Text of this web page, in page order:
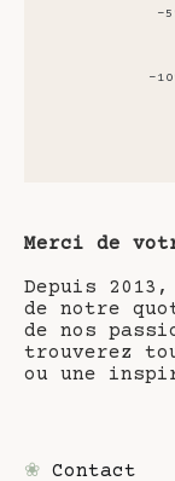
-
-
Merci de
Depuis
de notre
de nos
trouverez
ou une
❀ Contact